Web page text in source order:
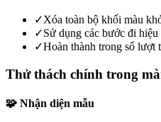
✓Xóa toàn bộ khối màu
✓Sử dụng các bước đi
✓Hoàn thành trong số lượt
Thử thách chính trong
🧩 Nhận diện mẫu